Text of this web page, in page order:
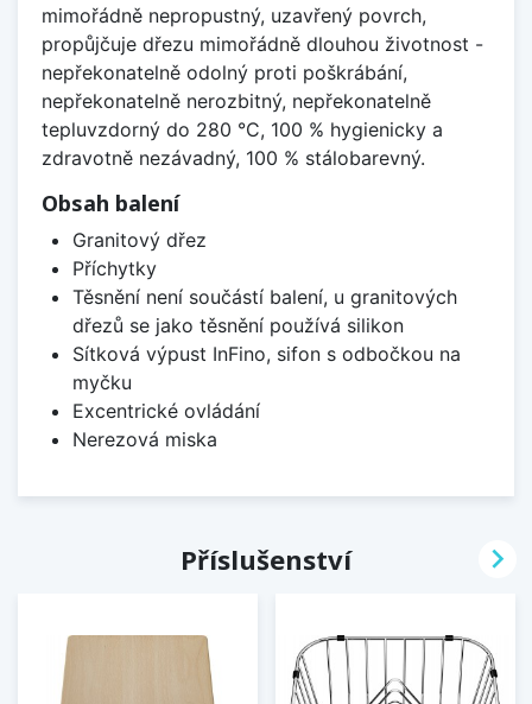
mimořádně nepropustný, uzavřený povrch,
propůjčuje dřezu mimořádně dlouhou životnost -
nepřekonatelně odolný proti poškrábání,
nepřekonatelně nerozbitný, nepřekonatelně
tepluvzdorný do 280 °C, 100 % hygienicky a
zdravotně nezávadný, 100 % stálobarevný.
Obsah balení
Granitový dřez
Příchytky
Těsnění není součástí balení, u granitových
dřezů se jako těsnění používá silikon
Sítková výpust InFino, sifon s odbočkou na
myčku
Excentrické ovládání
Nerezová miska
Příslušenství 